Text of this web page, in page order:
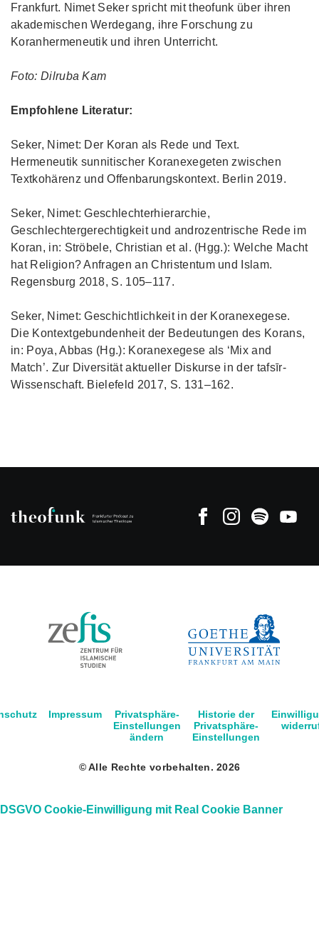
Frankfurt. Nimet Seker spricht mit theofunk über ihren
akademischen Werdegang, ihre Forschung zu
Koranhermeneutik und ihren Unterricht.
Foto: Dilruba Kam
Empfohlene Literatur:
Seker, Nimet: Der Koran als Rede und Text.
Hermeneutik sunnitischer Koranexegeten zwischen
Textkohärenz und Offenbarungskontext. Berlin 2019.
Seker, Nimet: Geschlechterhierarchie,
Geschlechtergerechtigkeit und androzentrische Rede im
Koran, in: Ströbele, Christian et al. (Hgg.): Welche Macht
hat Religion? Anfragen an Christentum und Islam.
Regensburg 2018, S. 105–117.
Seker, Nimet: Geschichtlichkeit in der Koranexegese.
Die Kontextgebundenheit der Bedeutungen des Korans,
in: Poya, Abbas (Hg.): Koranexegese als ʻMix and
Match’. Zur Diversität aktueller Diskurse in der tafsīr-
Wissenschaft. Bielefeld 2017, S. 131–162.
Impressum
Privatsphäre-
Einstellungen
ändern
Historie der
Privatsphäre-
Einstellungen
© Alle Rechte vorbehalten. 2026
DSGVO Cookie-Einwilligung mit Real Cookie Banner